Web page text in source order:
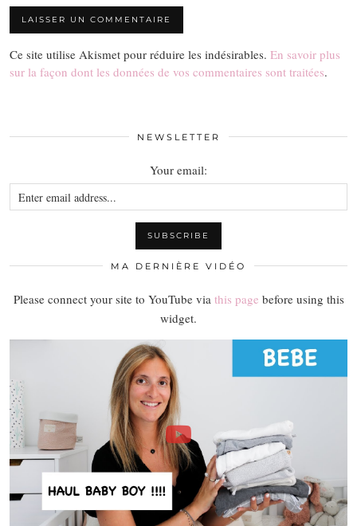
Ce site utilise Akismet pour réduire les indésirables. En savoir plus
sur la façon dont les données de vos commentaires sont traitées.
NEWSLETTER
Your email:
MA DERNIÈRE VIDÉO
Please connect your site to YouTube via this page before using this
widget.